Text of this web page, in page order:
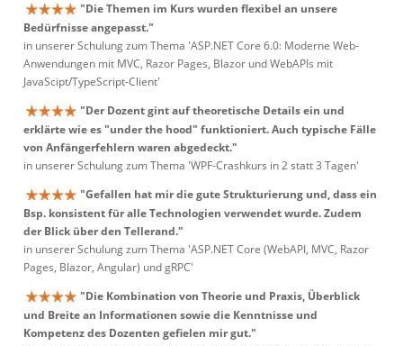
"Die Themen im Kurs wurden flexibel an unsere
Bedürfnisse angepasst."
in unserer Schulung zum Thema 'ASP.NET Core 6.0: Moderne Web-
Anwendungen mit MVC, Razor Pages, Blazor und WebAPIs mit
JavaScipt/TypeScript-Client'
"Der Dozent gint auf theoretische Details ein und
erklärte wie es "under the hood" funktioniert. Auch typische Fälle
von Anfängerfehlern waren abgedeckt."
in unserer Schulung zum Thema 'WPF-Crashkurs in 2 statt 3 Tagen'
"Gefallen hat mir die gute Strukturierung und, dass ein
Bsp. konsistent für alle Technologien verwendet wurde. Zudem
der Blick über den Tellerand."
in unserer Schulung zum Thema 'ASP.NET Core (WebAPI, MVC, Razor
Pages, Blazor, Angular) und gRPC'
"Die Kombination von Theorie und Praxis, Überblick
und Breite an Informationen sowie die Kenntnisse und
Kompetenz des Dozenten gefielen mir gut."